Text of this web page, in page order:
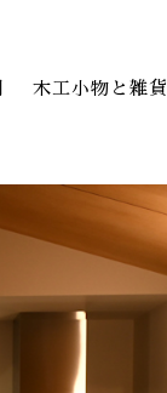
木工小物と雑貨